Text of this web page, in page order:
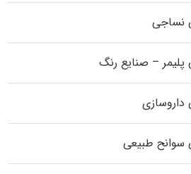
نساجی
– صنایع رنگ
سوانح طبیعی